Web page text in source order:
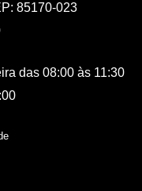
85170-023
das 08:00 às 11:30